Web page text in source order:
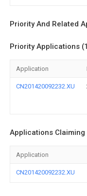
Priority And Related
Priority Applications
Application
CN201420092232.XU
Applications Claiming
Application
CN201420092232.XU